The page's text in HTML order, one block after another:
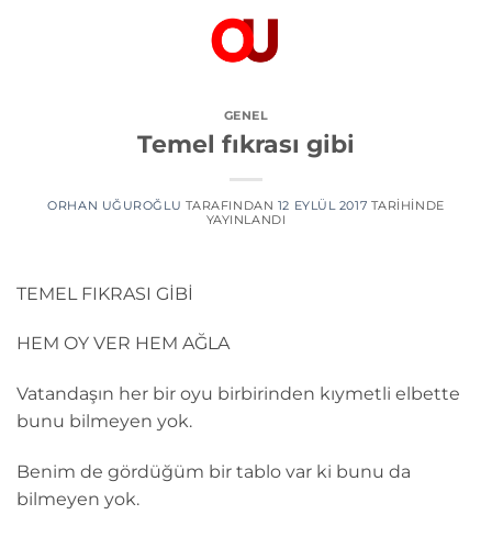
GENEL
Temel fıkrası gibi
ORHAN UĞUROĞLU TARAFINDAN 12 EYLÜL 2017 TARIHINDE
YAYINLANDI
TEMEL FIKRASI GİBİ
HEM OY VER HEM AĞLA
Vatandaşın her bir oyu birbirinden kıymetli elbette
bunu bilmeyen yok.
Benim de gördüğüm bir tablo var ki bunu da
bilmeyen yok.